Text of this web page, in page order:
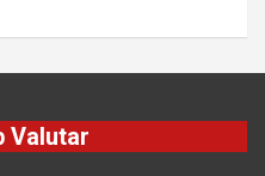
Valutar